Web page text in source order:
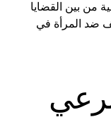
من بين القضايا
ضد المرأة في